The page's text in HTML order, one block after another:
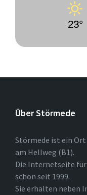
23°
Über Störmede
Störmede ist ein
am Hellweg (B1).
Die Internetseite
schon seit 1999.
Sie erhalten neben